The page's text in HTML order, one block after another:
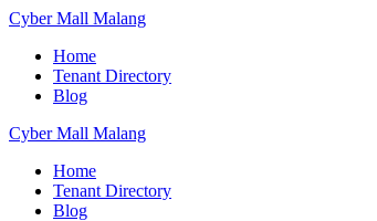
Skip
content
CyberMall Malang
Home
Tenant Directory
Blog
CyberMall Malang
Home
Tenant Directory
Blog